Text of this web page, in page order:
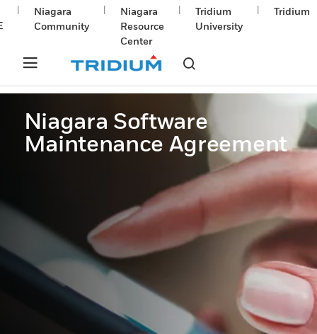
Niagara
Community
Niagara
Resource
Center
Tridium
University
Tridium
Niagara Software
Maintenance Agreement